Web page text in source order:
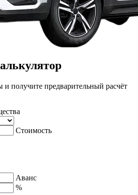
и получите предварительный расчёт
Стоимость
Аванс
%